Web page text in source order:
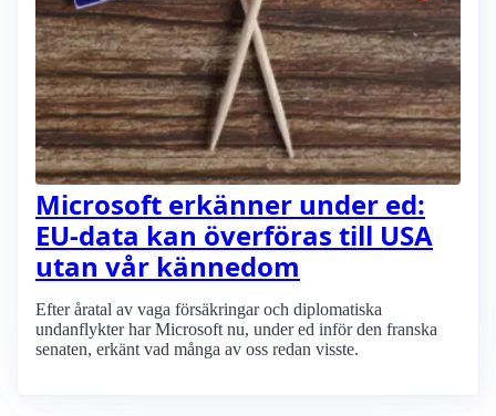
Microsoft erkänner under ed:
EU-data kan överföras till USA
utan vår kännedom
Efter åratal av vaga försäkringar och diplomatiska
undanflykter har Microsoft nu, under ed inför den franska
senaten, erkänt vad många av oss redan visste.